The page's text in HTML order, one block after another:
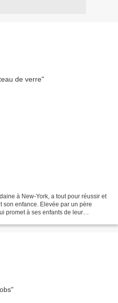
à New-York, a tout pour réussir et
enfance. Elevée par un père
promet à ses enfants de leur